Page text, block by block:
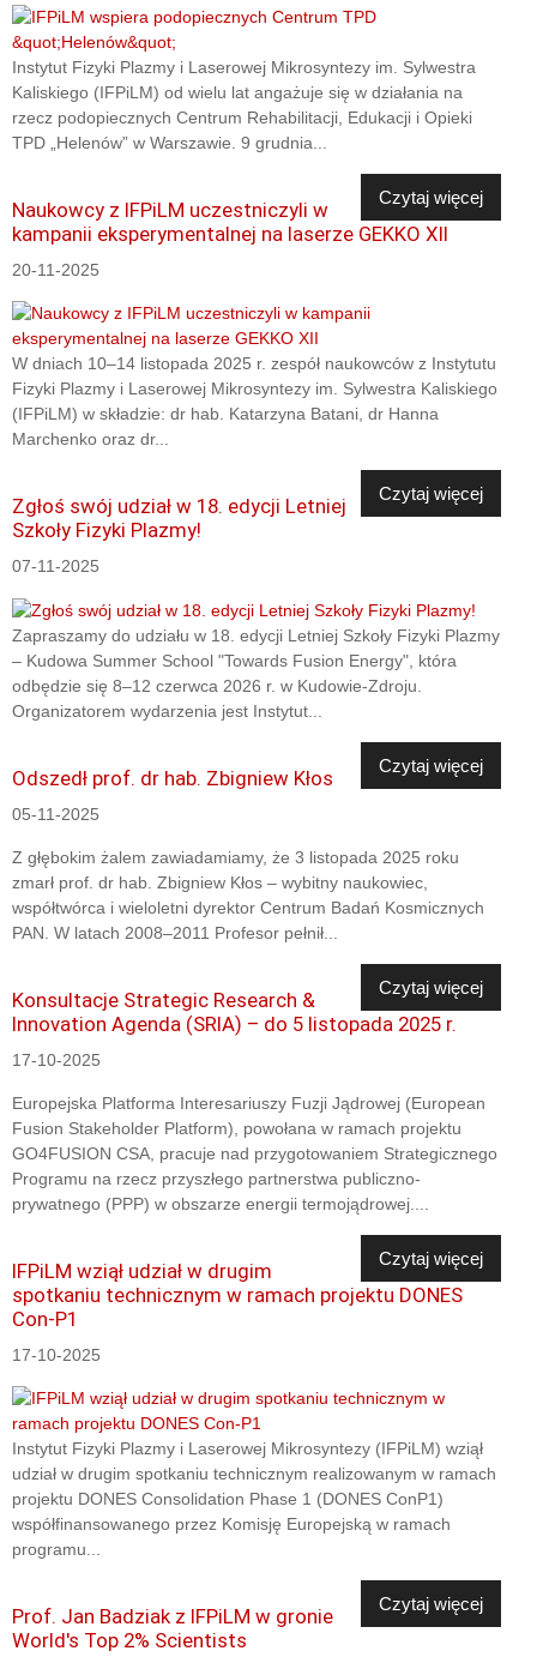
Instytut Fizyki Plazmy i Laserowej Mikrosyntezy im. Sylwestra
Kaliskiego (IFPiLM) od wielu lat angażuje się w działania na
rzecz podopiecznych Centrum Rehabilitacji, Edukacji i Opieki
TPD „Helenów” w Warszawie. 9 grudnia...
Czytaj więcej
Naukowcy z IFPiLM uczestniczyli w
kampanii eksperymentalnej na laserze GEKKO XII
20-11-2025
W dniach 10–14 listopada 2025 r. zespół naukowców z Instytutu
Fizyki Plazmy i Laserowej Mikrosyntezy im. Sylwestra Kaliskiego
(IFPiLM) w składzie: dr hab. Katarzyna Batani, dr Hanna
Marchenko oraz dr...
Czytaj więcej
Zgłoś swój udział w 18. edycji Letniej
Szkoły Fizyki Plazmy!
07-11-2025
Zapraszamy do udziału w 18. edycji Letniej Szkoły Fizyki Plazmy
– Kudowa Summer School "Towards Fusion Energy", która
odbędzie się 8–12 czerwca 2026 r. w Kudowie-Zdroju.
Organizatorem wydarzenia jest Instytut...
Czytaj więcej
Odszedł prof. dr hab. Zbigniew Kłos
05-11-2025
Z głębokim żalem zawiadamiamy, że 3 listopada 2025 roku
zmarł prof. dr hab. Zbigniew Kłos – wybitny naukowiec,
współtwórca i wieloletni dyrektor Centrum Badań Kosmicznych
PAN. W latach 2008–2011 Profesor pełnił...
Czytaj więcej
Konsultacje Strategic Research &
Innovation Agenda (SRIA) – do 5 listopada 2025 r.
17-10-2025
Europejska Platforma Interesariuszy Fuzji Jądrowej (European
Fusion Stakeholder Platform), powołana w ramach projektu
GO4FUSION CSA, pracuje nad przygotowaniem Strategicznego
Programu na rzecz przyszłego partnerstwa publiczno-
prywatnego (PPP) w obszarze energii termojądrowej....
Czytaj więcej
IFPiLM wziął udział w drugim
spotkaniu technicznym w ramach projektu DONES
Con-P1
17-10-2025
Instytut Fizyki Plazmy i Laserowej Mikrosyntezy (IFPiLM) wziął
udział w drugim spotkaniu technicznym realizowanym w ramach
projektu DONES Consolidation Phase 1 (DONES ConP1)
współfinansowanego przez Komisję Europejską w ramach
programu...
Czytaj więcej
Prof. Jan Badziak z IFPiLM w gronie
World's Top 2% Scientists